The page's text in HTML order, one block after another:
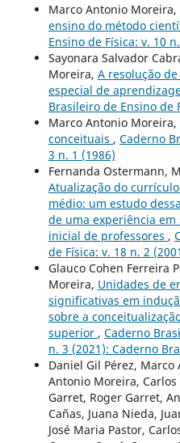
Marco Antonio
ensino do método
Ensino de Física: v. 10
Sayonara Salvador
Moreira, A resolução
especial de
Brasileiro de Ensino de
Marco Antonio Moreira,
conceituais , Caderno
3 n. 1 (1986)
Fernanda Ostermann,
Atualização do
médio: um estudo
de uma experiência
inicial de professores ,
de Física: v. 18 n. 2
Glauco Cohen Ferreira
Moreira, Unidades de
significativas em
sobre a
superior , Caderno
n. 3 (2021): Caderno
Daniel Gil Pérez,
Antonio Moreira, Carlos
Garret, Roger Garret,
Cañas, Juana Nieda,
José Maria Pastor,